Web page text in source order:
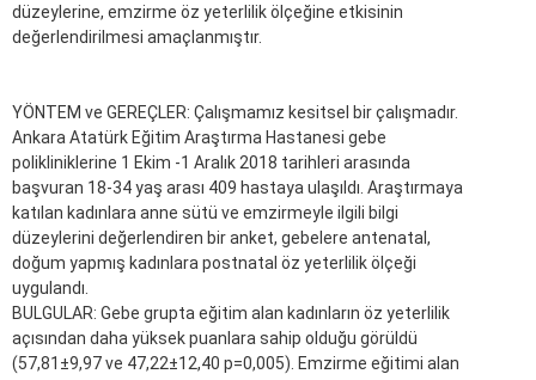
düzeylerine, emzirme öz yeterlilik ölçeğine etkisinin
değerlendirilmesi amaçlanmıştır.
YÖNTEM ve GEREÇLER: Çalışmamız kesitsel bir çalışmadır.
Ankara Atatürk Eğitim Araştırma Hastanesi gebe
polikliniklerine 1 Ekim -1 Aralık 2018 tarihleri arasında
başvuran 18-34 yaş arası 409 hastaya ulaşıldı. Araştırmaya
katılan kadınlara anne sütü ve emzirmeyle ilgili bilgi
düzeylerini değerlendiren bir anket, gebelere antenatal,
doğum yapmış kadınlara postnatal öz yeterlilik ölçeği
uygulandı.
BULGULAR: Gebe grupta eğitim alan kadınların öz yeterlilik
açısından daha yüksek puanlara sahip olduğu görüldü
(57,81±9,97 ve 47,22±12,40 p=0,005). Emzirme eğitimi alan